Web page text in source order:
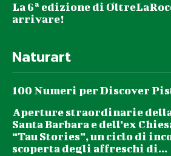
La 6ª edizione di
arrivare!
Naturart
100 Numeri per Discover
Aperture straordinarie
Santa Barbara e dell’ex
“Tau Stories”, un ciclo di
scoperta degli affreschi di...